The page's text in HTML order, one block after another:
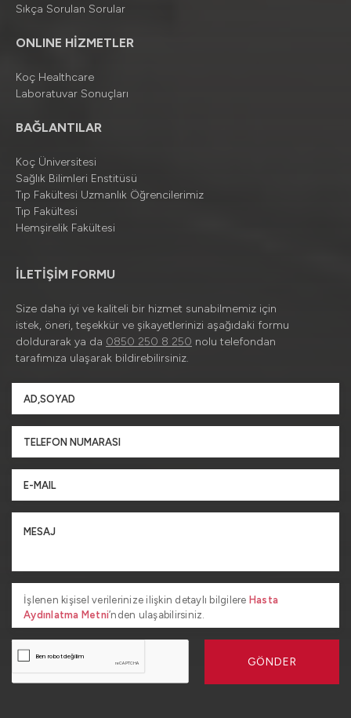
Sıkça Sorulan Sorular
ONLINE HİZMETLER
Koç Healthcare
Laboratuvar Sonuçları
BAĞLANTILAR
Koç Üniversitesi
Sağlık Bilimleri Enstitüsü
Tıp Fakültesi Uzmanlık Öğrencilerimiz
Tıp Fakültesi
Hemşirelik Fakültesi
İLETİŞİM FORMU
Size daha iyi ve kaliteli bir hizmet sunabilmemiz için
istek, öneri, teşekkür ve şikayetlerinizi aşağıdaki formu
doldurarak ya da 0850 250 8 250 nolu telefondan
tarafımıza ulaşarak bildirebilirsiniz.
İşlenen kişisel verilerinize ilişkin detaylı bilgilere Hasta
Aydınlatma Metni’nden ulaşabilirsiniz.
GÖNDER